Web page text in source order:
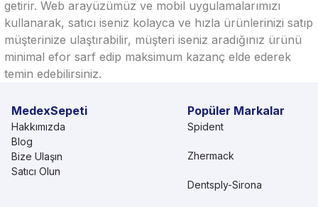
getirir. Web arayüzümüz ve mobil uygulamalarımızı
kullanarak, satıcı iseniz kolayca ve hızla ürünlerinizi satıp
müşterinize ulaştırabilir, müşteri iseniz aradığınız ürünü
minimal efor sarf edip maksimum kazanç elde ederek
temin edebilirsiniz.
MedexSepeti
Hakkımızda
Blog
Bize Ulaşın
Satıcı Olun
Popüler Markalar
Spident
Zhermack
Dentsply-Sirona